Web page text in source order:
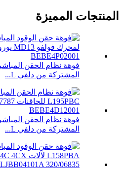
المنتجات المميزة
فوهة نظام الحقن
المشتركة من دلفي L...
فوهة نظام الحقن
المشتركة من دلفي L...